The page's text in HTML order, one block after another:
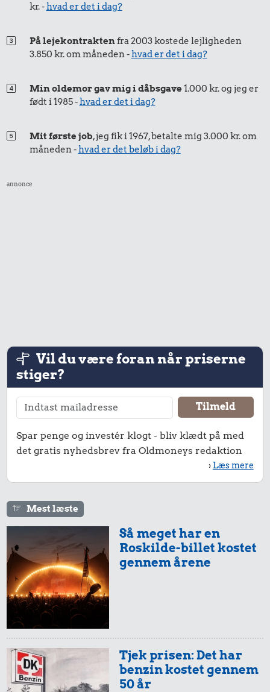
kr. -hvad er det i dag?
På lejekontraktenfra 2003 kostede lejligheden
3.850 kr. om måneden -hvad er det i dag?
Min oldemor gav mig i dåbsgave1.000 kr. og jeg er
født i 1985 -hvad er det i dag?
Mit første job, jeg fik i 1967, betalte mig 3.000 kr. om
måneden -hvad er det beløb i dag?
annonce
Vil du være foran når priserne
stiger?
Spar penge og investér klogt - bliv klædt på med
det gratis nyhedsbrev fra Oldmoneys redaktion
› Læs mere
Mest læste
Så meget har en
Roskilde-billet kostet
gennem årene
Tjek prisen: Det har
benzin kostet gennem
50 år